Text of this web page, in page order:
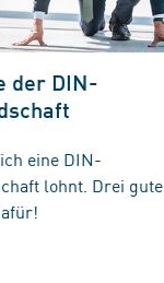
der DIN-
eine DIN-
lohnt. Drei gute